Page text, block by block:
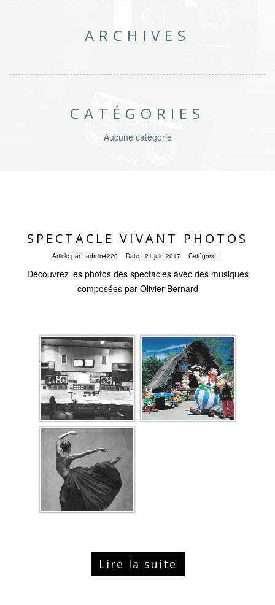
ARCHIVES
CATÉGORIES
Aucune catégorie
SPECTACLE VIVANT PHOTOS
Article par : admin4220 Date : 21 juin 2017 Catégorie :
Découvrez les photos des spectacles avec des musiques
composées par Olivier Bernard
Lire la suite